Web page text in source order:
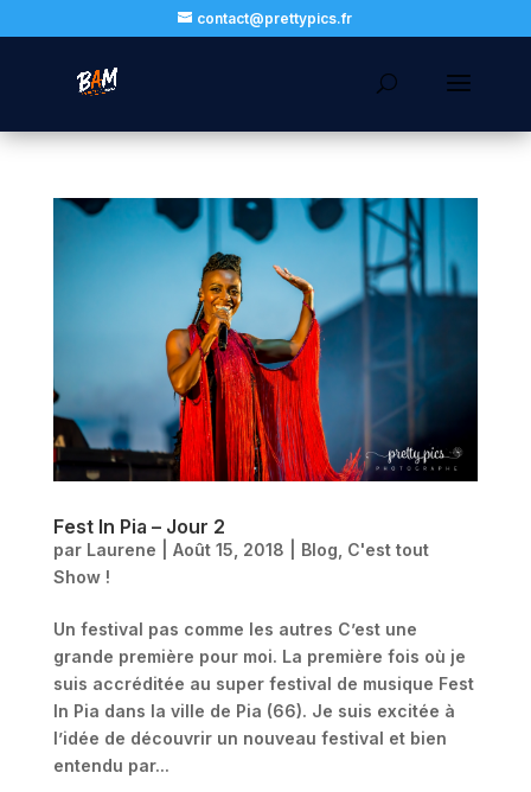
contact@prettypics.fr
Fest In Pia – Jour 2
par Laurene Août 15, 2018 Blog C'est tout
Show !
Un festival pas comme les autres C’est une
grande première pour moi. La première fois où je
suis accréditée au super festival de musique Fest
In Pia dans la ville de Pia (66). Je suis excitée à
l’idée de découvrir un nouveau festival et bien
entendu par...